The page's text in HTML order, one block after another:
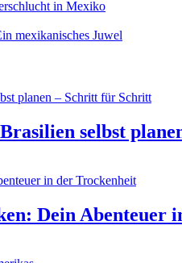
in Mexiko
mexikanisches Juwel
selbst
Dein Abenteuer